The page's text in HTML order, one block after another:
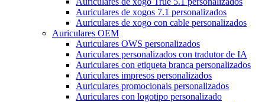
Auriculares de xogos 7.1 personalizados
Auriculares de xogo con cable personalizados
Auriculares OEM
Auriculares OWS personalizados
Auriculares personalizados con tradutor de IA
Auriculares con etiqueta branca personalizados
Auriculares impresos personalizados
Auriculares promocionais personalizados
Auriculares con logotipo personalizado